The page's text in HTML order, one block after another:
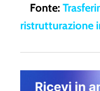
Fonte:
ristrutturazione